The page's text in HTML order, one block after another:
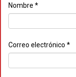
Nombre *
Correo electrónico *